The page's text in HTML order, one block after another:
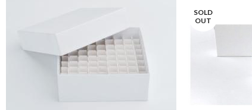
SOLD
OUT